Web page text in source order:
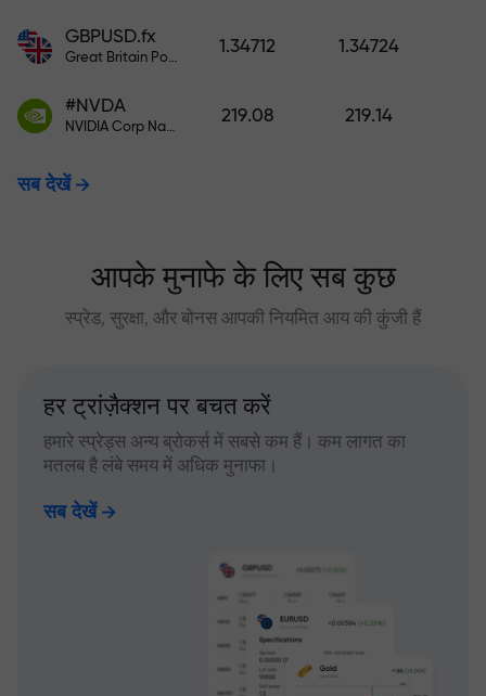
GBPUSD.fx
Great Britain Pound vs US Dollar
1.34712 1.34724
#NVDA
NVIDIA Corp Nasdaq Stock Exchange (Nasdaq) USD
219.08 219.14
सब देखें
आपके मुनाफे के लिए सब कुछ
स्प्रेड, सुरक्षा, और बोनस आपकी नियमित आय की कुंजी हैं
हर ट्रांज़ैक्शन पर बचत करें
हमारे स्प्रेड्स अन्य ब्रोकर्स में सबसे कम हैं। कम लागत का
मतलब है लंबे समय में अधिक मुनाफा।
सब देखें